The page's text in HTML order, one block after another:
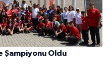
Şampiyonu Oldu